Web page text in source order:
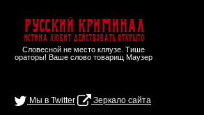
Русский Криминал
Истина любит действовать открыто
Словесной не место кляузе. Тише
ораторы! Ваше слово товарищ Маузер
Мы в Twitter Зеркало сайта